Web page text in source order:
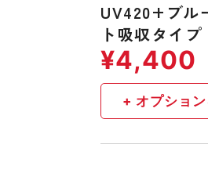
UV420+ブル
ト吸収タイプ